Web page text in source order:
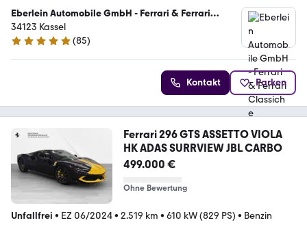
Eberlein Automobile GmbH - Ferrari & Ferrari
Classiche Vertragspartner
34123 Kassel
5 Sterne
(85)
Kontakt Parken
Ferrari 296 GTS ASSETTO VIOLA
HK ADAS SURRVIEW JBL CARBO
499.000 €
Ohne Bewertung
Unfallfrei • EZ 06/2024• 2.519 km • 610 kW (829 PS) • Benzin